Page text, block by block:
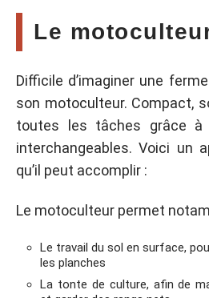
Le
Difficile d’imaginer une
son motoculteur. Compact,
toutes les tâches grâce à
interchangeables. Voici un
qu’il peut accomplir :
Le motoculteur permet
Le travail du sol en surface,
les planches
La tonte de culture, afin de